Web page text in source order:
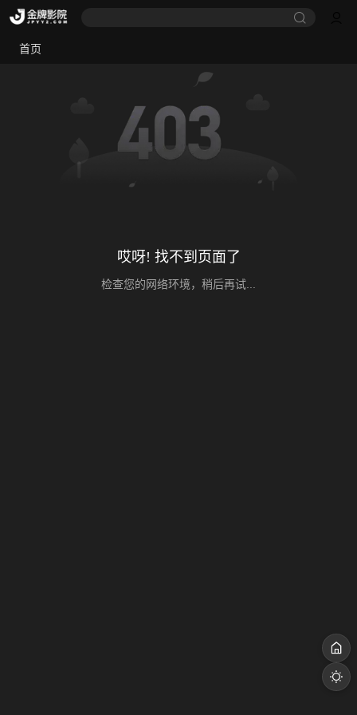
首页
哎呀! 找不到页面了
检查您的网络环境，稍后再试...